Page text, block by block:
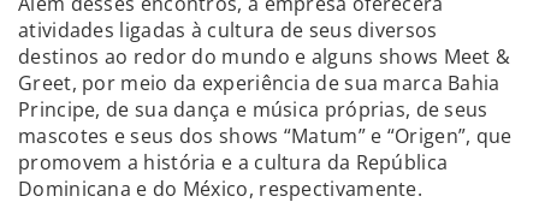
atividades ligadas à cultura de seus diversos
destinos ao redor do mundo e alguns shows Meet &
Greet, por meio da experiência de sua marca Bahia
Principe, de sua dança e música próprias, de seus
mascotes e seus dos shows “Matum” e “Origen”, que
promovem a história e a cultura da República
Dominicana e do México, respectivamente.